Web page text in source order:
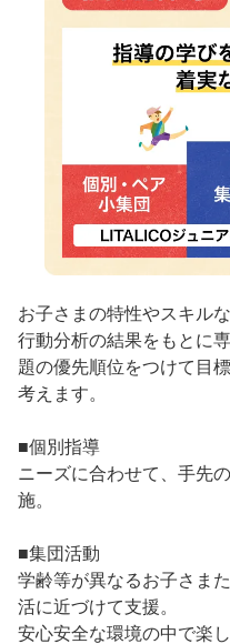
お子さまの特性やスキル
行動分析の結果をもとに
題の優先順位をつけて目
考えます。
■個別指導
ニーズに合わせて、手先
施。
■集団活動
学齢等が異なるお子さま
活に近づけて支援。
安心安全な環境の中で楽